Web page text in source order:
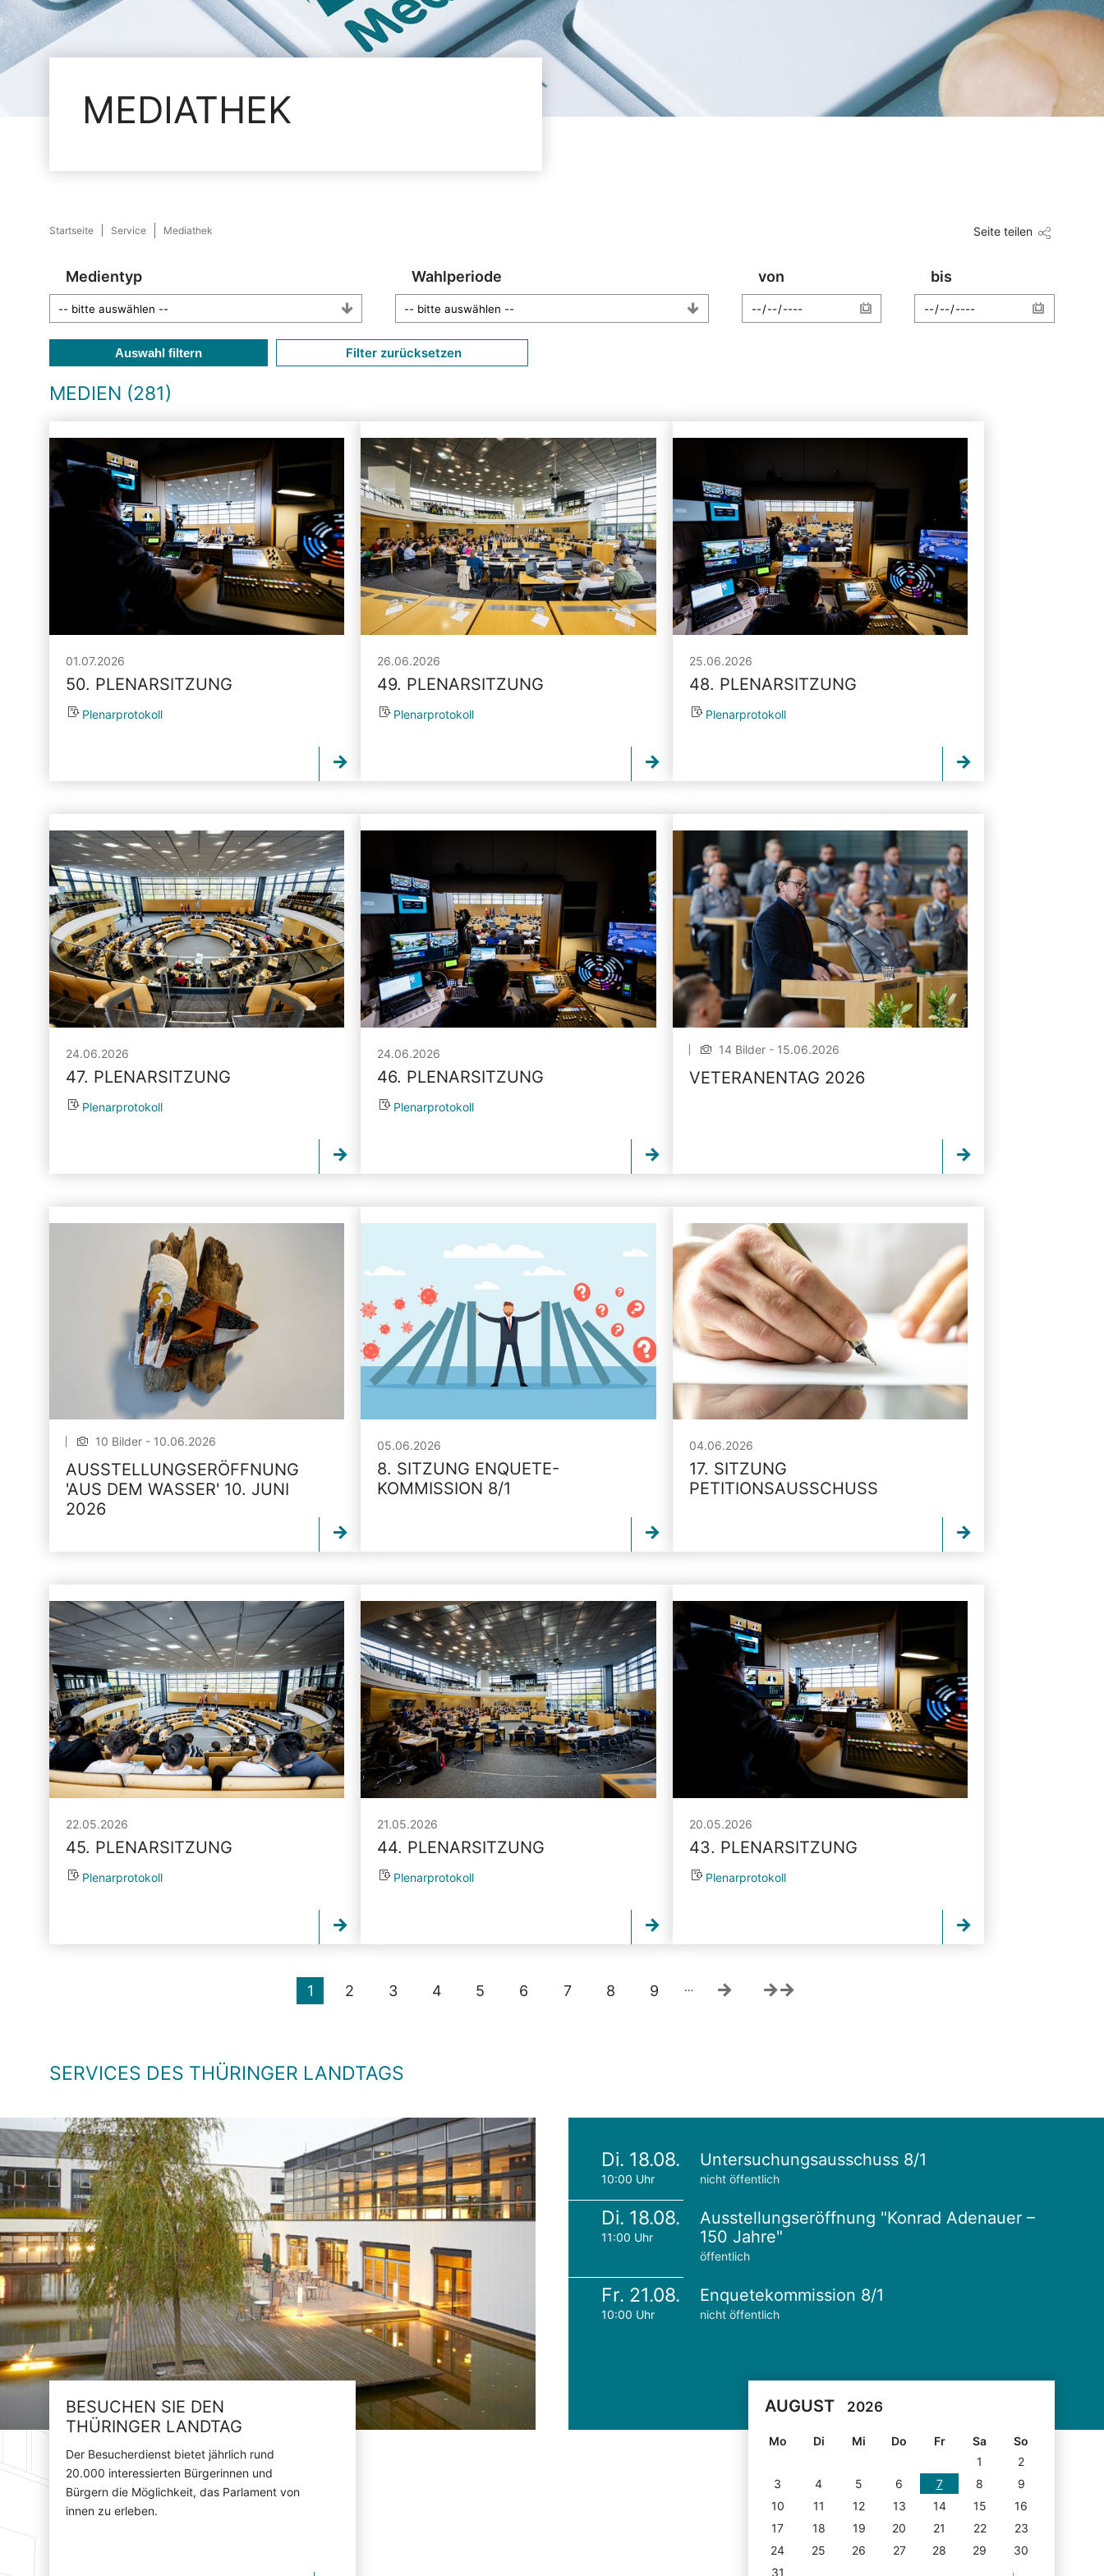
MEDIATHEK
Startseite Service Mediathek Seite teilen
Medientyp Wahlperiode von bis
Auswahl filtern Filter zurücksetzen
MEDIEN (281)
01.07.2026
50. PLENARSITZUNG
Plenarprotokoll
26.06.2026
49. PLENARSITZUNG
Plenarprotokoll
25.06.2026
48. PLENARSITZUNG
Plenarprotokoll
24.06.2026
47. PLENARSITZUNG
Plenarprotokoll
24.06.2026
46. PLENARSITZUNG
Plenarprotokoll
14 Bilder - 15.06.2026
VETERANENTAG 2026
10 Bilder - 10.06.2026
AUSSTELLUNGSERÖFFNUNG
'AUS DEM WASSER' 10. JUNI
2026
05.06.2026
8. SITZUNG ENQUETE-
KOMMISSION 8/1
04.06.2026
17. SITZUNG
PETITIONSAUSSCHUSS
22.05.2026
45. PLENARSITZUNG
Plenarprotokoll
21.05.2026
44. PLENARSITZUNG
Plenarprotokoll
20.05.2026
43. PLENARSITZUNG
Plenarprotokoll
1 2 3 4 5 6 7 8 9 …
SERVICES DES THÜRINGER LANDTAGS
BESUCHEN SIE DEN
THÜRINGER LANDTAG
Der Besucherdienst bietet jährlich rund
20.000 interessierten Bürgerinnen und
Bürgern die Möglichkeit, das Parlament von
innen zu erleben.
Di. 18.08.
10:00 Uhr
Untersuchungsausschuss 8/1
nicht öffentlich
Di. 18.08.
11:00 Uhr
Ausstellungseröffnung "Konrad Adenauer –
150 Jahre"
öffentlich
Fr. 21.08.
10:00 Uhr
Enquetekommission 8/1
nicht öffentlich
AUGUST 2026
Mo Di Mi Do Fr Sa
So
1
2
3
4 5 6 7 8
9
10
11 12 13 14 15
16
17
18 19 20 21 22
23
24
25 26 27 28 29
30
31